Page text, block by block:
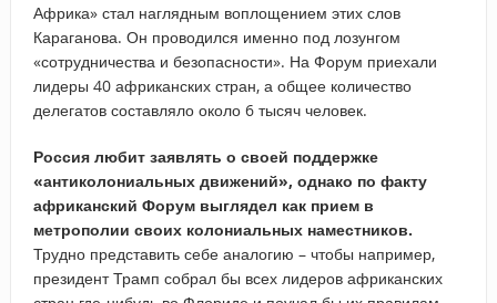
Африка» стал наглядным воплощением этих слов
Караганова. Он проводился именно под лозунгом
«сотрудничества и безопасности». На Форум приехали
лидеры 40 африканских стран, а общее количество
делегатов составляло около 6 тысяч человек.
Россия любит заявлять о своей поддержке
«антиколониальных движений», однако по факту
африканский Форум выглядел как прием в
метрополии своих колониальных наместников.
Трудно представить себе аналогию – чтобы например,
президент Трамп собрал бы всех лидеров африканских